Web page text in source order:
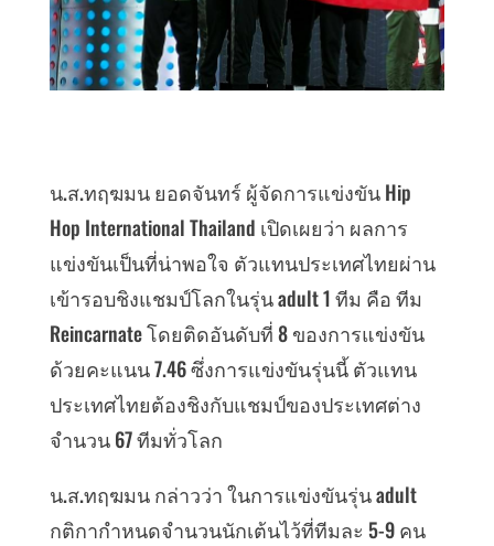
น.ส.ทฤฆมน ยอดจันทร์ ผู้จัดการแข่งขัน Hip
Hop International Thailand เปิดเผยว่า ผลการ
แข่งขันเป็นที่น่าพอใจ ตัวแทนประเทศไทยผ่าน
เข้ารอบชิงแชมป์โลกในรุ่น adult 1 ทีม คือ ทีม
Reincarnate โดยติดอันดับที่ 8 ของการแข่งขัน
ด้วยคะแนน 7.46 ซึ่งการแข่งขันรุ่นนี้ ตัวแทน
ประเทศไทยต้องชิงกับแชมป์ของประเทศต่าง
จำนวน 67 ทีมทั่วโลก
น.ส.ทฤฆมน กล่าวว่า ในการแข่งขันรุ่น adult
กติกากำหนดจำนวนนักเต้นไว้ที่ทีมละ 5-9 คน